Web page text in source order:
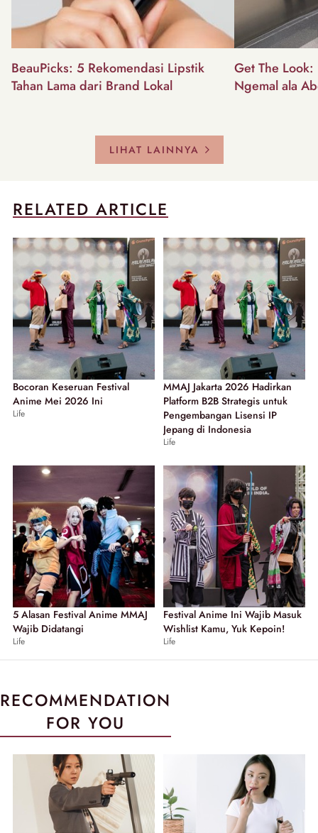
BeauPicks: 5 Rekomendasi Lipstik
Tahan Lama dari Brand Lokal
Get The
Ngemal ala
LIHAT LAINNYA
RELATED ARTICLE
Bocoran Keseruan Festival
Anime Mei 2026 Ini
Life
MMAJ Jakarta 2026 Hadirkan
Platform B2B Strategis untuk
Pengembangan Lisensi IP
Jepang di Indonesia
Life
5 Alasan Festival Anime MMAJ
Wajib Didatangi
Life
Festival Anime Ini Wajib Masuk
Wishlist Kamu, Yuk Kepoin!
Life
RECOMMENDATION
FOR YOU